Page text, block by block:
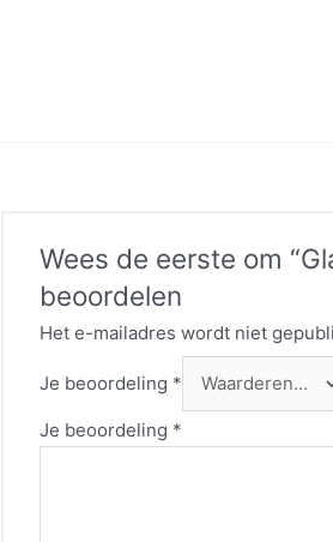
Wees de eerste om
beoordelen
Het e-mailadres wordt niet
Je beoordeling *
Je beoordeling *